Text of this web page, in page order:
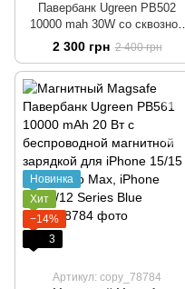
Павербанк Ugreen PB502
10000 mah 30W со сквозной
зарядкой Портативная
батарея для зарядки
телефона и ноутбука
2 300 грн 2 400 грн
Новинка
Хит
−14%
3
Артикул: copy_78784